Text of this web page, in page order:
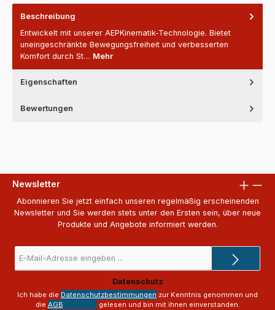
Beschreibung
Entwickelt mit unserer AEPKinematik-Technologie. Bietet
uneingeschränkte Bewegungsfreiheit und verbesserten
Komfort durch St… Mehr
Eigenschaften
Bewertungen
Newsletter
Abonnieren Sie jetzt einfach unseren regelmäßig erscheinenden
Newsletter und Sie werden stets unter den Ersten sein, über neue
Produkte und Angebote informiert werden.
Mail-
Adresse
*
Datenschutz
Ich habe die Datenschutzbestimmungen zur Kenntnis genommen und
die AGB gelesen und bin mit ihnen einverstanden.